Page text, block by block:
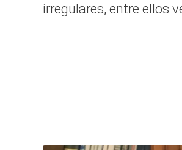
irregulares, entre ellos